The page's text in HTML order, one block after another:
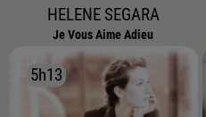
HELENE SEGARA
Je Vous Aime Adieu
5h13
5h13